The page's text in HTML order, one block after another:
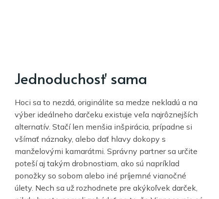
Jednoduchosť sama
Hoci sa to nezdá, originálite sa medze nekladú a na
výber ideálneho darčeku existuje veľa najrôznejších
alternatív. Stačí len menšia inšpirácia, prípadne si
všímať náznaky, alebo dať hlavy dokopy s
manželovými kamarátmi. Správny partner sa určite
poteší aj takým drobnostiam, ako sú napríklad
ponožky so sobom alebo iné príjemné vianočné
úlety. Nech sa už rozhodnete pre akýkoľvek darček,